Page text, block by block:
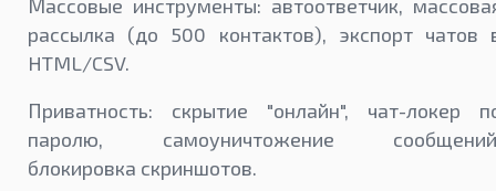
Массовые инструменты: автоответчик,
рассылка (до 500 контактов), экспорт чатов
HTML/CSV.
Приватность: скрытие "онлайн", чат-локер
паролю, самоуничтожение
блокировка скриншотов.